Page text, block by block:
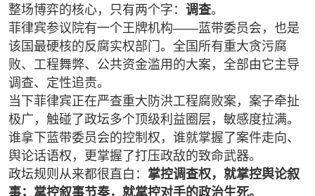
整场博弈的核心，只有两个字： 调查。
菲律宾参议院有一个王牌机构——蓝带委员会，也是
该国最硬核的反腐实权部门。全国所有重大贪污腐
败、工程舞弊、公共资金滥用的大案，全部由它主导
调查、定性追责。
当下菲律宾正在严查重大防洪工程腐败案，案子牵扯
极广，触碰了政坛多个顶级利益圈层，敏感度拉满。
谁拿下蓝带委员会的控制权，谁就掌握了案件走向、
舆论话语权，更掌握了打压政敌的致命武器。
政坛规则从来都很直白： 掌控调查权，就掌控舆论叙
事；掌控叙事节奏，就掌控对手的政治生死。